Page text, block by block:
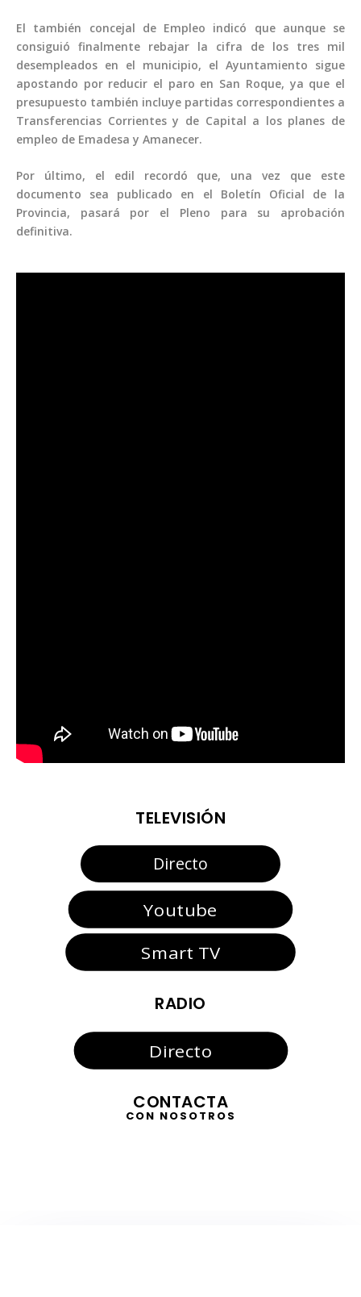
El también concejal de Empleo indicó que aunque se
consiguió finalmente rebajar la cifra de los tres mil
desempleados en el municipio, el Ayuntamiento sigue
apostando por reducir el paro en San Roque, ya que el
presupuesto también incluye partidas correspondientes a
Transferencias Corrientes y de Capital a los planes de
empleo de Emadesa y Amanecer.
Por último, el edil recordó que, una vez que este
documento sea publicado en el Boletín Oficial de la
Provincia, pasará por el Pleno para su aprobación
definitiva.
TELEVISIÓN
Directo
Youtube
Smart TV
RADIO
Directo
CONTACTA
CON NOSOTROS